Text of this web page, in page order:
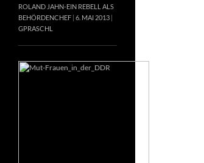
ROLAND JAHN-EIN REBELL ALS
BEHÖRDENCHEF 6. MAI 2013
GPRASCHL